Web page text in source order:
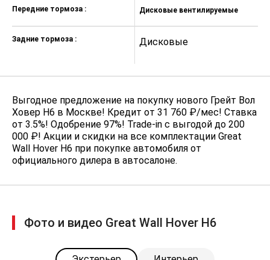
Передние тормоза :
Задние тормоза :
Дисковые вентилируемые
Дисковые
Выгодное предложение на покупку нового Грейт Вол
Ховер Н6 в Москве! Кредит от 31 760 ₽/мес! Ставка
от 3.5%! Одобрение 97%! Trade-in с выгодой до 200
000 ₽! Акции и скидки на все комплектации Great
Wall Hover H6 при покупке автомобиля от
официального дилера в автосалоне.
Фото и видео Great Wall Hover H6